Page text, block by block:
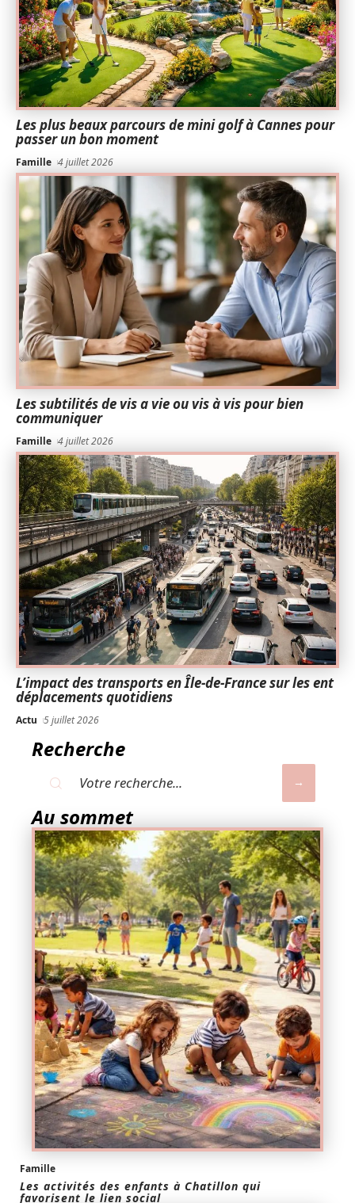
Les plus beaux parcours de mini golf à Cannes pour
passer un bon moment
Famille 4 juillet 2026
Les subtilités de vis a vie ou vis à vis pour bien
communiquer
Famille 4 juillet 2026
L’impact des transports en Île-de-France sur les ent
déplacements quotidiens
Actu 5 juillet 2026
Recherche
Au sommet
Famille
Les activités des enfants à Chatillon qui
favorisent le lien social